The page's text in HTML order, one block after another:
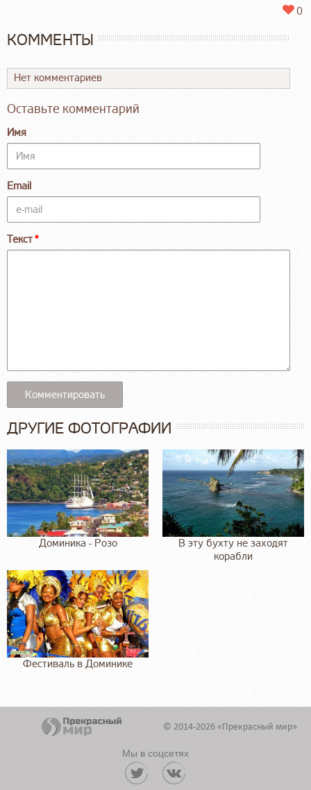
0
КОММЕНТЫ
Нет комментариев
Оставьте комментарий
Имя
Email
Текст
ДРУГИЕ ФОТОГРАФИИ
Доминика - Розо
В эту бухту не заходят
корабли
Фестиваль в Доминике
© 2014-2026 «Прекрасный мир»
Мы в соцсетях